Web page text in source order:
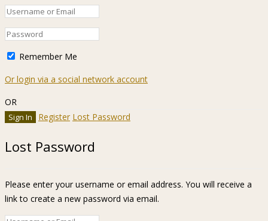
Remember Me
Or login via a social network account
OR
Register Lost Password
Lost Password
Please enter your username or email address. You will receive a
link to create a new password via email.